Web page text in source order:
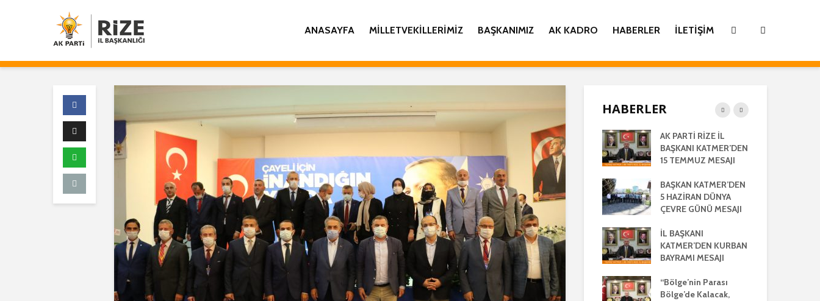
ANASAYFA MILLETVEKILLERIMIZ BAŞKANIMIZ AK KADRO HABERLER İLETIŞIM
HABERLER
İL BAŞKANI YILMAZ
GECESİ MESAJI
AK PARTİ RİZE İNSAN
HAKLARI BAŞKANLIĞI
28 ŞUBAT BASIN
AÇIKLAMASI
İL BAŞKANI
KATMER’DEN
RAMAZAN AYI MESAJI
İL BAŞKANI KATMER
AK PARTİ
GENİŞLETİLMİŞ RİZE
İL DANIŞMA MECLİSİ
TOPLANTISI
COŞKUYLA
GERÇEKLEŞTİRİLDİ
İL BAŞKANI
KATMER’DEN REGAİP
KANDİLİ MESAJI
İL BAŞKANI YILMAZ
KATMER AYRIŞTIRICI
SÖYLEMLERİ KINADI
AK PARTİ RİZE İL
BAŞKANI KATMER’DEN
15 TEMMUZ MESAJI
BAŞKAN KATMER’DEN
5 HAZİRAN DÜNYA
ÇEVRE GÜNÜ MESAJI
İL BAŞKANI
KATMER’DEN KURBAN
BAYRAMI MESAJI
“Bölge’nin Parası
Bölge’de Kalacak,